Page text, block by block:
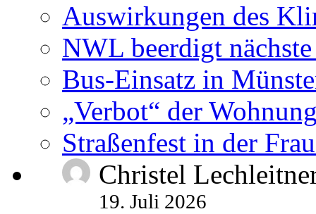
Auswirkungen des
NWL beerdigt
Bus-Einsatz in
„Verbot“ der
Straßenfest in der
Christel
19. Juli 2026